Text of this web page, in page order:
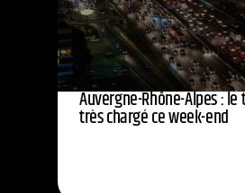
Auvergne-Rhône-Alpes :
très chargé ce week-end